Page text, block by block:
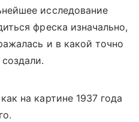
исследование
фреска изначально,
и в какой точно
на картине 1937 года